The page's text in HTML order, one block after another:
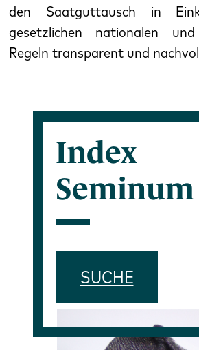
den Saatguttausch in
gesetzlichen nationalen
Regeln transparent und
Index
Seminum
SUCHE